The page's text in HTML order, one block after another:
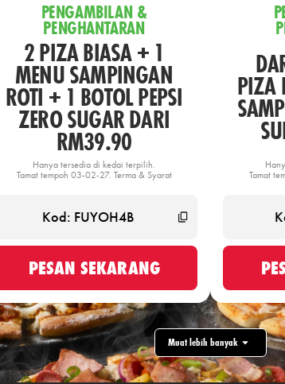
PENGAMBILAN &
PENGHANTARAN
2 PIZA BIASA + 1
MENU SAMPINGAN
ROTI + 1 BOTOL PEPSI
ZERO SUGAR DARI
RM39.90
Hanya tersedia di kedai terpilih.
Tamat tempoh 03-02-27. Terma & Syarat
PESAN SEKARANG
PIZA
Tamat
Muat lebih banyak